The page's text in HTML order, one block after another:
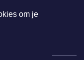
om je